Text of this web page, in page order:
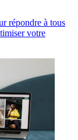
répondre à tous
votre